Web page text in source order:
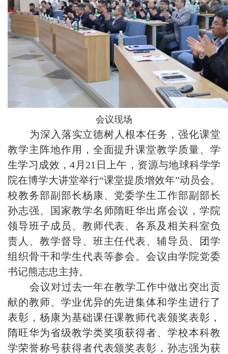
会议现场
为深入落实立德树人根本任务，强化课堂
教学主阵地作用，全面提升课堂教学质量、学
生学习成效，4月21日上午，资源与地球科学学
院在博学大讲堂举行“课堂提质增效年”动员会。
校教务部副部长杨康、党委学生工作部副部长
孙志强、国家教学名师隋旺华出席会议，学院
领导班子成员、教师代表、各系及相关科室负
责人、教学督导、班主任代表、辅导员、团学
组织骨干和学生代表等参会。会议由学院党委
书记熊志忠主持。
会议对过去一年在教学工作中做出突出贡
献的教师、学业优异的先进集体和学生进行了
表彰，杨康为基础课任课教师代表颁奖表彰，
隋旺华为省级教学类奖项获得者、学校本科教
学荣誉称号获得者代表颁奖表彰，孙志强为获